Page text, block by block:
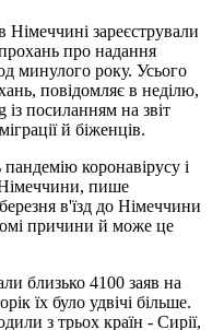
Німеччині зареєстрували
про надання
минулого року. Усього
повідомляє в неділю,
посиланням на звіт
й біженців.
коронавірусу і
пише
в'їзд до Німеччини
причини й може це
близько 4100 заяв на
їх було удвічі більше.
з трьох країн - Сирії,